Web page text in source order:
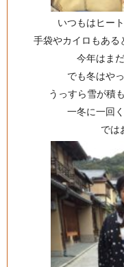
いつもはヒー
手袋やカイロもある
今年はま
でも冬はや
うっすら雪が積
一冬に一回
では